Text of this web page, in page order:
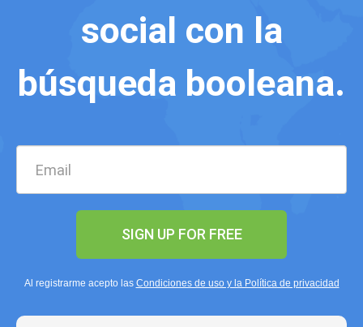
social con la
búsqueda booleana.
SIGN UP FOR FREE
Al registrarme acepto las Condiciones de uso y la Política de privacidad